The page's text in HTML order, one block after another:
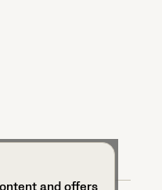
and offers